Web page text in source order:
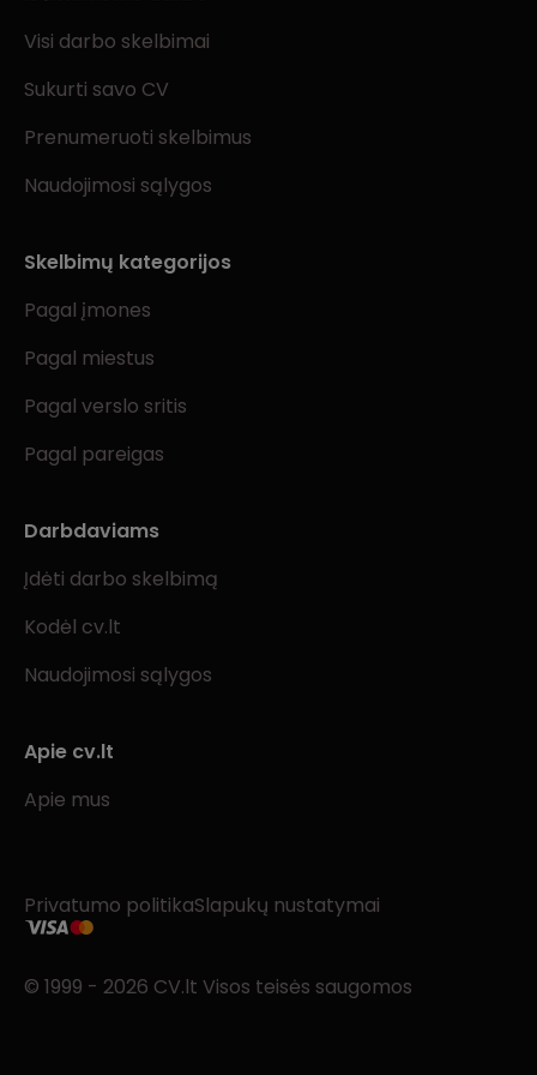
Visi darbo skelbimai
Sukurti savo CV
Prenumeruoti skelbimus
Naudojimosi sąlygos
Skelbimų kategorijos
Pagal įmones
Pagal miestus
Pagal verslo sritis
Pagal pareigas
Darbdaviams
Įdėti darbo skelbimą
Kodėl cv.lt
Naudojimosi sąlygos
Apie cv.lt
Apie mus
Privatumo politikaSlapukų nustatymai
© 1999 - 2026 CV.lt Visos teisės saugomos